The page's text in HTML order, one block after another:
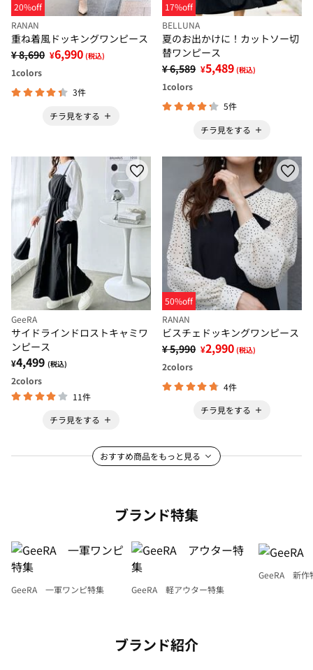
20%off
RANAN
重ね着風ドッキングワンピース
¥ 8,690 ¥6,990 (税込)
1colors
3件
チラ見をする
17%off
BELLUNA
夏のお出かけに！カットソー切
替ワンピース
¥ 6,589 ¥5,489 (税込)
1colors
5件
チラ見をする
GeeRA
サイドラインドロストキャミワ
ンピース
¥4,499 (税込)
2colors
11件
チラ見をする
50%off
RANAN
ビスチェドッキングワンピース
¥ 5,990 ¥2,990 (税込)
2colors
4件
チラ見をする
おすすめ商品をもっと見る
ブランド特集
GeeRA 一軍ワンピ特集 GeeRA 軽アウター特集
GeeRA 新作
ブランド紹介